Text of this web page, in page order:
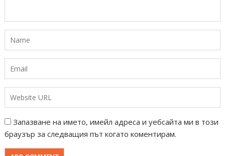
Запазване на името, имейл адреса и уебсайта ми в този
браузър за следващия път когато коментирам.